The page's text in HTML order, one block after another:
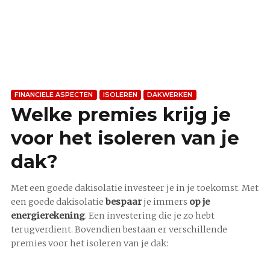
FINANCIELE ASPECTEN ISOLEREN DAKWERKEN
Welke premies krijg je
voor het isoleren van je
dak?
Met een goede dakisolatie investeer je in je toekomst. Met
een goede dakisolatiebespaar je immers op je
energierekening. Een investering die je zo hebt
terugverdient. Bovendien bestaan er verschillende
premies voor het isoleren van je dak: